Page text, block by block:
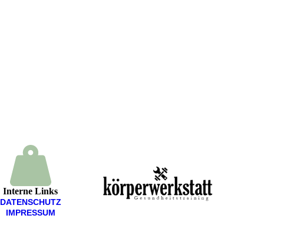
Interne Links
DATEN­SCHUTZ
IMPRESSUM